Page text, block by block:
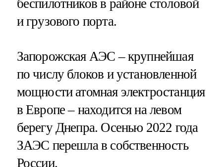
беспилотников в районе столовой
и грузового порта.
Запорожская АЭС – крупнейшая
по числу блоков и установленной
мощности атомная электростанция
в Европе – находится на левом
берегу Днепра. Осенью 2022 года
ЗАЭС перешла в собственность
России.